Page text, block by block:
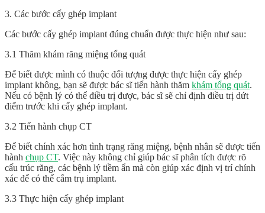
3. Các bước cấy ghép implant
Các bước cấy ghép implantđúng chuẩn được thực hiện như sau:
3.1 Thăm khám răng miệng tổng quát
Để biết được mình có thuộc đối tượng được thực hiện cấy ghép
implant không, bạn sẽ được bác sĩ tiến hành thăm khám tổng quát.
Nếu có bệnh lý có thể điều trị được, bác sĩ sẽ chỉ định điều trị dứt
điểm trước khi cấy ghép implant.
3.2 Tiến hành chụp CT
Để biết chính xác hơn tình trạng răng miệng, bệnh nhân sẽ được tiến
hành chụp CT. Việc này không chỉ giúp bác sĩ phân tích được rõ
cấu trúc răng, các bệnh lý tiềm ẩn mà còn giúp xác định vị trí chính
xác để có thể cắm trụ implant.
3.3 Thực hiện cấy ghép implant